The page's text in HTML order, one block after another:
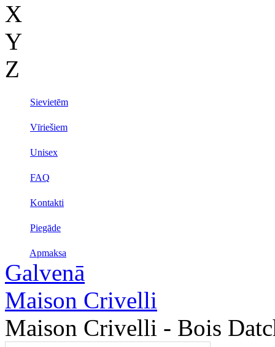
X
Y
Z
Sievietēm
Vīriešiem
Unisex
FAQ
Kontakti
Piegāde
Apmaksa
Galvenā
Maison Crivelli
Maison Crivelli - Bois